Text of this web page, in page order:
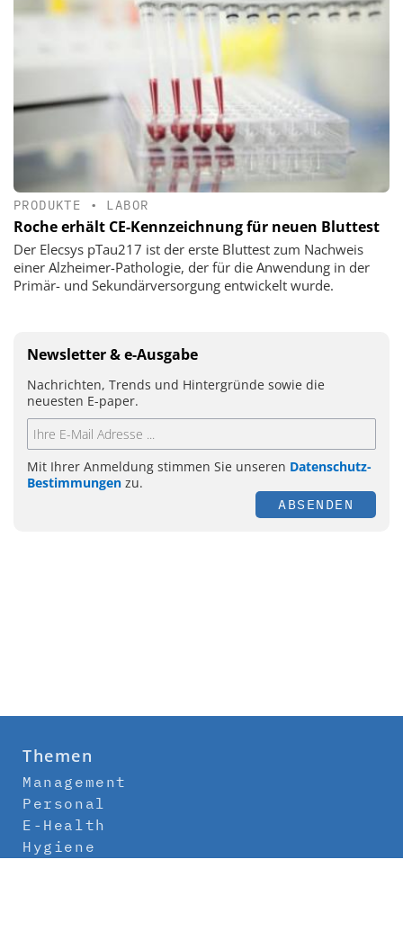
PRODUKTE • LABOR
Roche erhält CE-Kennzeichnung für neuen Bluttest
Der Elecsys pTau217 ist der erste Bluttest zum Nachweis
einer Alzheimer-Pathologie, der für die Anwendung in der
Primär- und Sekundärversorgung entwickelt wurde.
Newsletter & e-Ausgabe
Nachrichten, Trends und Hintergründe sowie die
neuesten E-paper.
Mit Ihrer Anmeldung stimmen Sie unseren Datenschutz-
Bestimmungen zu.
ABSENDEN
Themen
Management
Personal
E-Health
Hygiene